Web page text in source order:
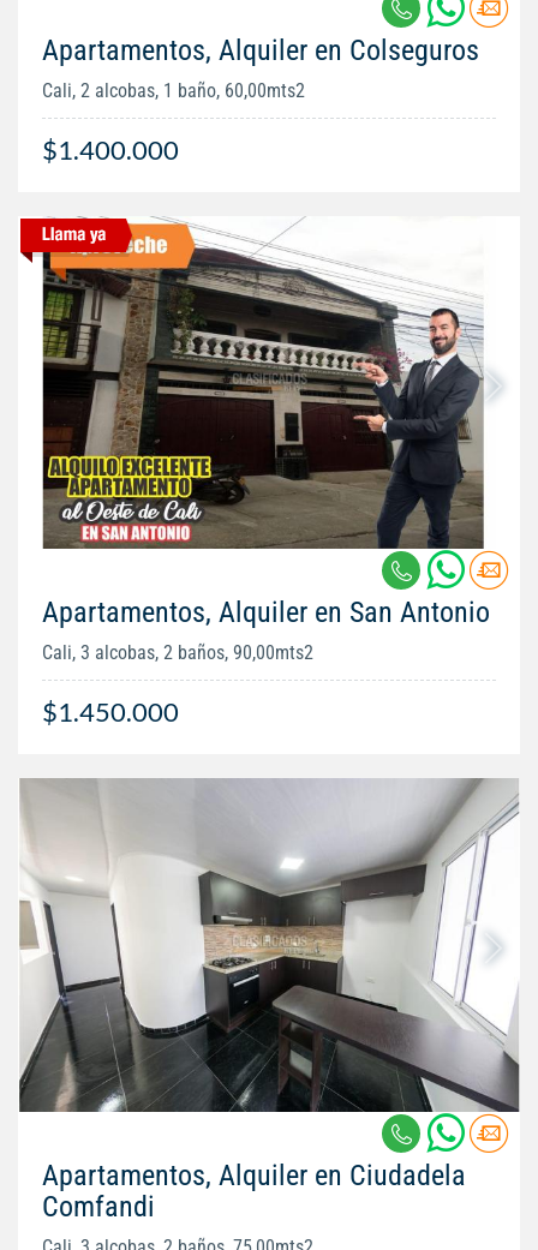
Apartamentos, Alquiler en Colseguros
Cali, 2 alcobas, 1 baño, 60,00mts2
$1.400.000
Apartamentos, Alquiler en San Antonio
Cali, 3 alcobas, 2 baños, 90,00mts2
$1.450.000
Apartamentos, Alquiler en Ciudadela
Comfandi